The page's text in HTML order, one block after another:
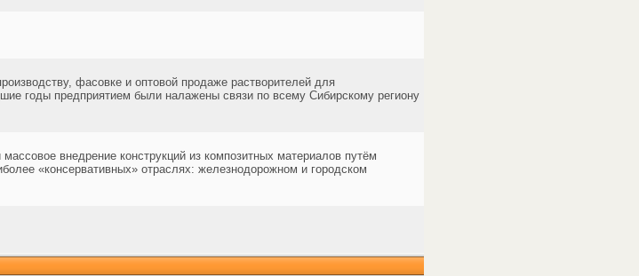
фасовке и оптовой продаже растворителей для
годы предприятием были налажены связи по всему Сибирскому региону
внедрение конструкций из композитных материалов путём
«консервативных» отраслях: железнодорожном и городском